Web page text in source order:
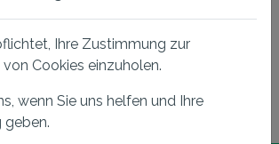
unterstützt 2048-Bit-Public-
symmetrische 256-Bit-
Ihre Zustimmung zur
Cookies einzuholen.
wenn Sie uns helfen und Ihre
geben.